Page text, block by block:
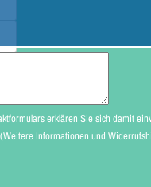
Sie sich damit einverstanden, dass Ihre Daten
Ihres Anliegens verwendet werden (Weitere